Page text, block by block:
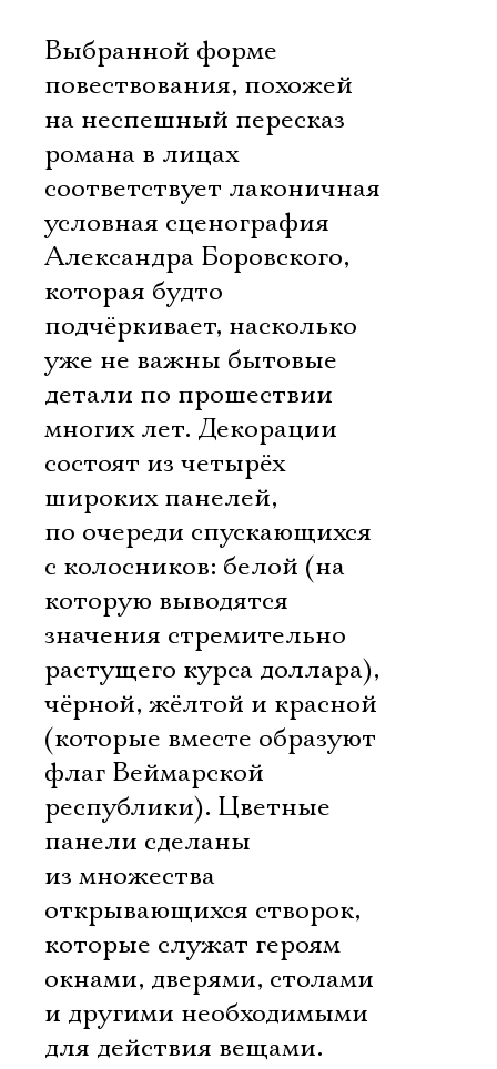
Выбранной форме
повествования, похожей
на неспешный пересказ
романа в лицах
соответствует лаконичная
условная сценография
Александра Боровского,
которая будто
подчёркивает, насколько
уже не важны бытовые
детали по прошествии
многих лет. Декорации
состоят из четырёх
широких панелей,
по очереди спускающихся
с колосников: белой (на
которую выводятся
значения стремительно
растущего курса доллара),
чёрной, жёлтой и красной
(которые вместе образуют
флаг Веймарской
республики). Цветные
панели сделаны
из множества
открывающихся створок,
которые служат героям
окнами, дверями, столами
и другими необходимыми
для действия вещами.